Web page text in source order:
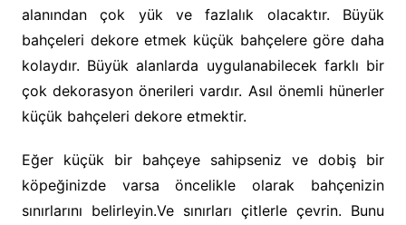
alanından çok yük ve fazlalık olacaktır. Büyük
bahçeleri dekore etmek küçük bahçelere göre daha
kolaydır. Büyük alanlarda uygulanabilecek farklı bir
çok dekorasyon önerileri vardır. Asıl önemli hünerler
küçük bahçeleri dekore etmektir.
Eğer küçük bir bahçeye sahipseniz ve dobiş bir
köpeğinizde varsa öncelikle olarak bahçenizin
sınırlarını belirleyin.Ve sınırları çitlerle çevrin. Bunu